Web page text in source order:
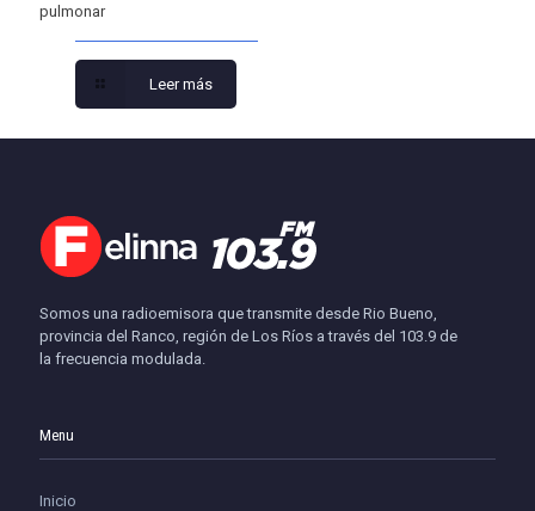
pulmonar
Leer más
Somos una radioemisora que transmite desde Rio Bueno,
provincia del Ranco, región de Los Ríos a través del 103.9 de
la frecuencia modulada.
Menu
Inicio